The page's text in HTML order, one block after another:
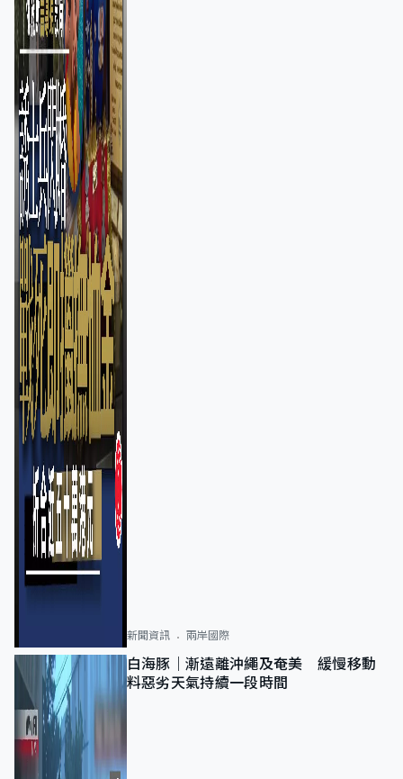
新聞資訊 兩岸國際
白海豚｜漸遠離沖繩及奄美 緩慢移動
料惡劣天氣持續一段時間